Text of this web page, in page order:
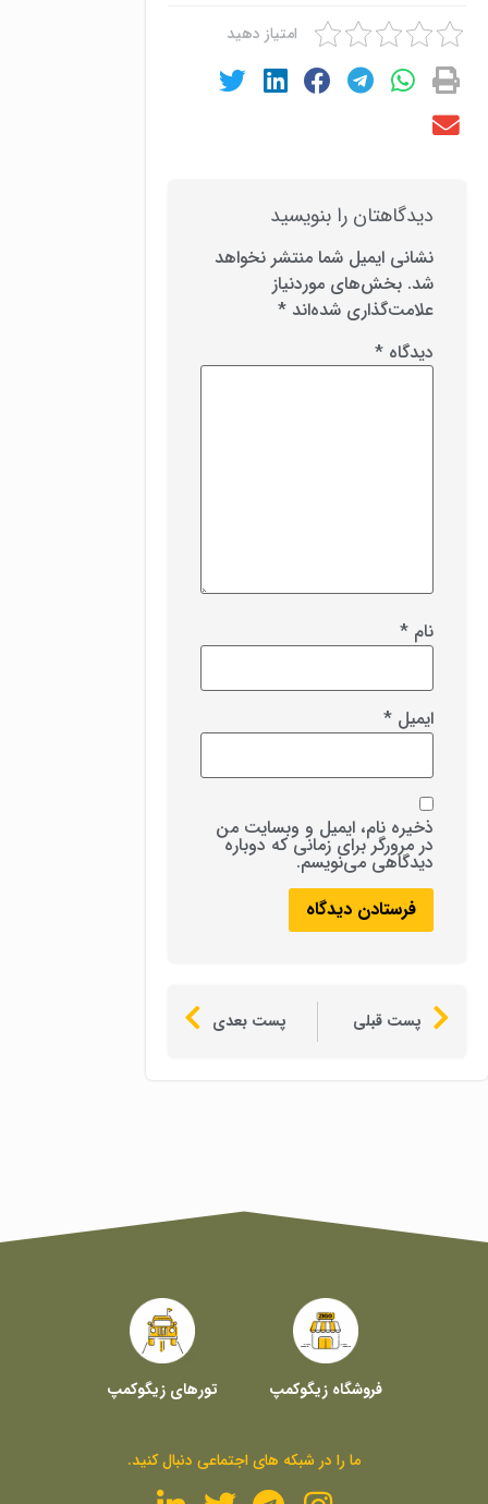
امتیاز دهید
دیدگاهتان را بنویسید
نشانی ایمیل شما منتشر نخواهد
شد. بخش‌های موردنیاز
علامت‌گذاری شده‌اند *
دیدگاه *
نام *
ایمیل *
ذخیره نام، ایمیل و وبسایت من
در مرورگر برای زمانی که دوباره
دیدگاهی می‌نویسم.
پست قبلی پست بعدی
فروشگاه زیگوکمپ تورهای زیگوکمپ
ما را در شبکه های اجتماعی دنبال کنید.